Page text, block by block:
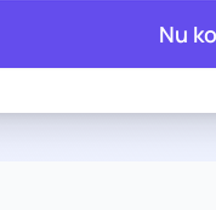
Nu